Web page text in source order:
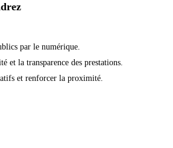
par le numérique.
et la transparence des prestations.
et renforcer la proximité.